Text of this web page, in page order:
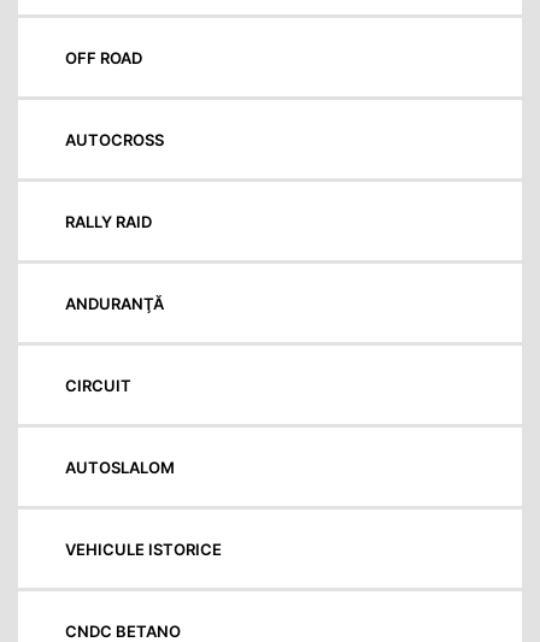
OFF ROAD
AUTOCROSS
RALLY RAID
ANDURANŢĂ
CIRCUIT
AUTOSLALOM
VEHICULE ISTORICE
CNDC BETANO